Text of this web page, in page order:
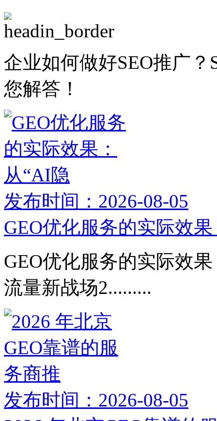
企业如何做好SEO推广
您解答！
发布时间：2026-08-05
GEO优化服务的实际效
GEO优化服务的实际效
流量新战场2.........
发布时间：2026-08-05